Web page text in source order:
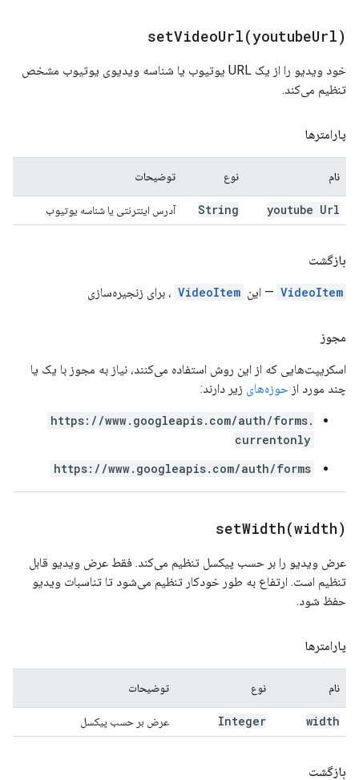
setVideoUrl(youtubeUrl)
خود ویدیو را از یک URL یوتیوب یا شناسه ویدیوی یوتیوب مشخص
تنظیم می‌کند.
پارامترها
نام نوع توضیحات
youtube Url
String آدرس اینترنتی یا شناسه یوتیوب
بازگشت
VideoItem — این VideoItem ، برای زنجیره‌سازی
مجوز
اسکریپت‌هایی که از این روش استفاده می‌کنند، نیاز به مجوز با یک یا
چند مورد از حوزه‌های زیر دارند:
https://www.googleapis.com/auth/forms.
currentonly
https://www.googleapis.com/auth/forms
setWidth(width)
عرض ویدیو را بر حسب پیکسل تنظیم می‌کند. فقط عرض ویدیو قابل
تنظیم است. ارتفاع به طور خودکار تنظیم می‌شود تا تناسبات ویدیو
حفظ شود.
پارامترها
نام نوع توضیحات
width
Integer عرض بر حسب پیکسل
بازگشت